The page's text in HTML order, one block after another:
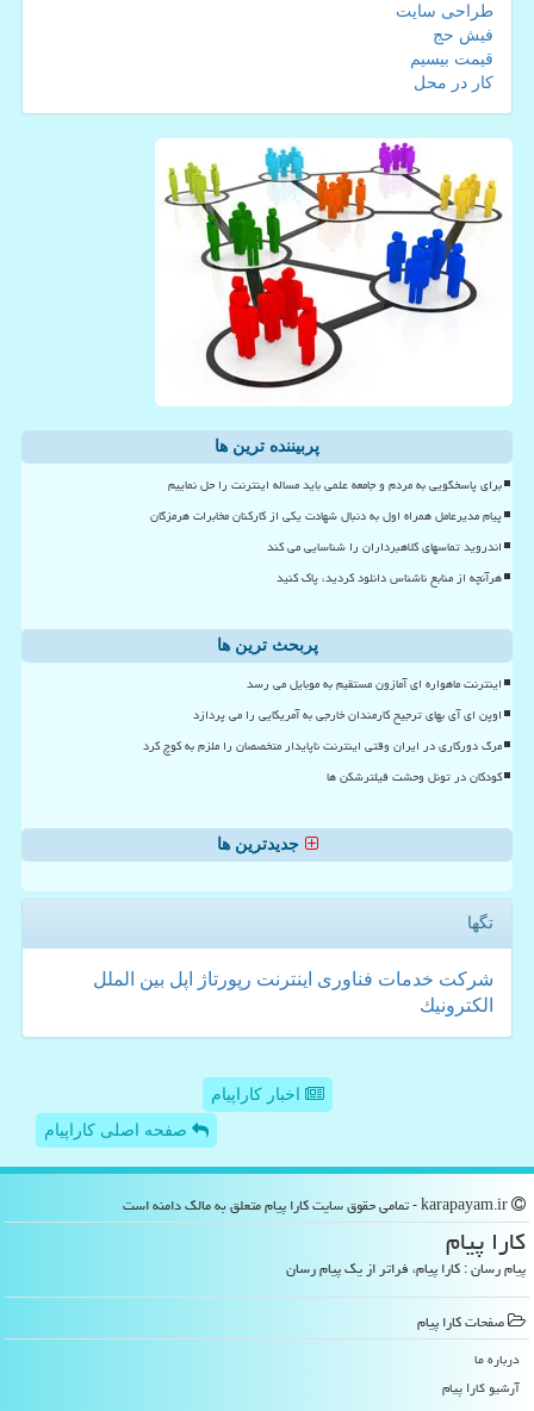
طراحی سایت
فیش حج
قیمت بیسیم
کار در محل
پربیننده ترین ها
برای پاسخگویی به مردم و جامعه علمی باید مساله اینترنت را حل نماییم
پیام مدیرعامل همراه اول به دنبال شهادت یکی از کارکنان مخابرات هرمزگان
اندروید تماسهای کلاهبرداران را شناسایی می کند
هرآنچه از منابع ناشناس دانلود کردید، پاک کنید
پربحث ترین ها
اینترنت ماهواره ای آمازون مستقیم به موبایل می رسد
اوپن ای آی بهای ترجیح کارمندان خارجی به آمریکایی را می پردازد
مرگ دورکاری در ایران وقتی اینترنت ناپایدار متخصصان را ملزم به کوچ کرد
کودکان در تونل وحشت فیلترشکن ها
جدیدترین ها
تگها
شركت خدمات فناوری اینترنت رپورتاژ اپل بین الملل
الكترونیك
اخبار کاراپیام
صفحه اصلی کاراپیام
كارا پیام
پیام رسان : کارا پیام، فراتر از یک پیام رسان
صفحات كارا پیام
درباره ما
آرشیو كارا پیام